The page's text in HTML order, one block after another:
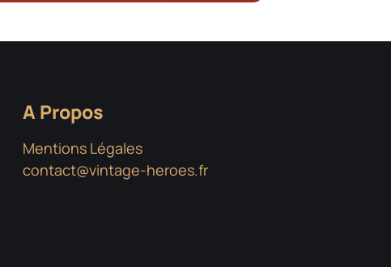
A Propos
Mentions Légales
contact@vintage-heroes.fr